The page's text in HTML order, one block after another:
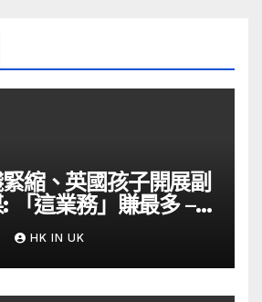
縮、英國孩子開展副
「這業務」賺最多 –
HK IN UK